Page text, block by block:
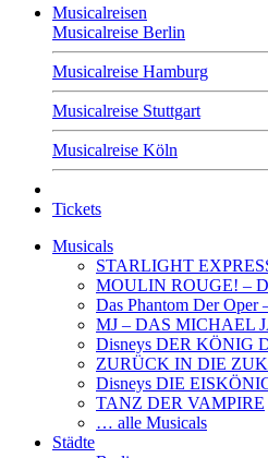
Musicalreisen
Musicalreise Berlin
Musicalreise Hamburg
Musicalreise Stuttgart
Musicalreise Köln
Tickets
Musicals
STARLIGHT
MOULIN ROUGE! –
Das Phantom Der Oper
MJ – DAS MICHAEL
Disneys DER KÖNIG
ZURÜCK IN DIE
Disneys DIE
TANZ DER VAMPIRE
… alle Musicals
Städte